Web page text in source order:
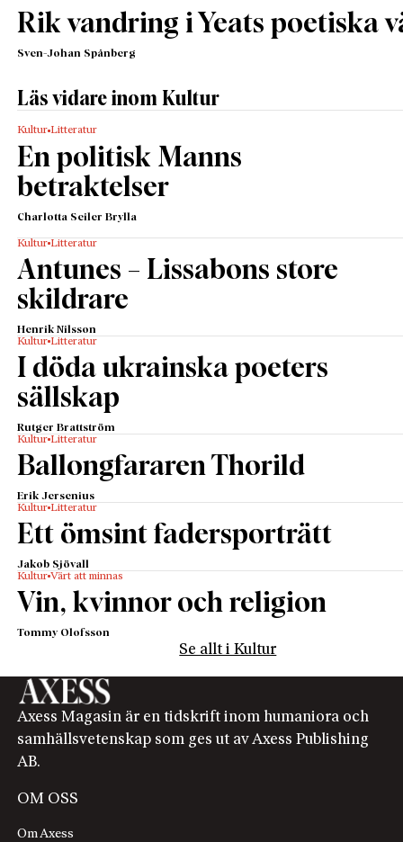
Rik vandring i Yeats poetiska
Sven-Johan Spånberg
Läs vidare inom Kultur
Kultur Litteratur
En politisk Manns
betraktelser
Charlotta Seiler Brylla
Kultur Litteratur
Antunes – Lissabons store
skildrare
Henrik Nilsson
Kultur Litteratur
I döda ukrainska poeters
sällskap
Rutger Brattström
Kultur Litteratur
Ballongfararen Thorild
Erik Jersenius
Kultur Litteratur
Ett ömsint fadersporträtt
Jakob Sjövall
Kultur Värt att minnas
Vin, kvinnor och religion
Tommy Olofsson
Se allt i Kultur
Axess Magasin är en tidskrift inom humaniora och
samhällsvetenskap som ges ut av Axess Publishing
AB.
OM OSS
Om Axess